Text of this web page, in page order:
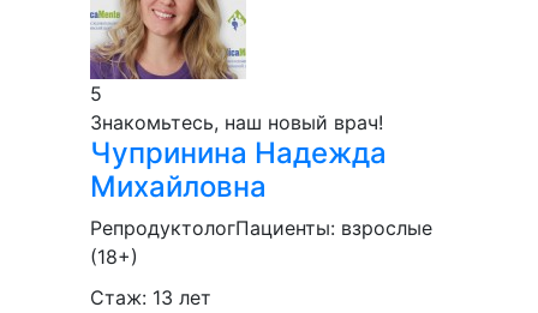
5
Знакомьтесь, наш новый врач!
Чупринина Надежда
Михайловна
РепродуктологПациенты: взрослые
(18+)
Стаж: 13 лет